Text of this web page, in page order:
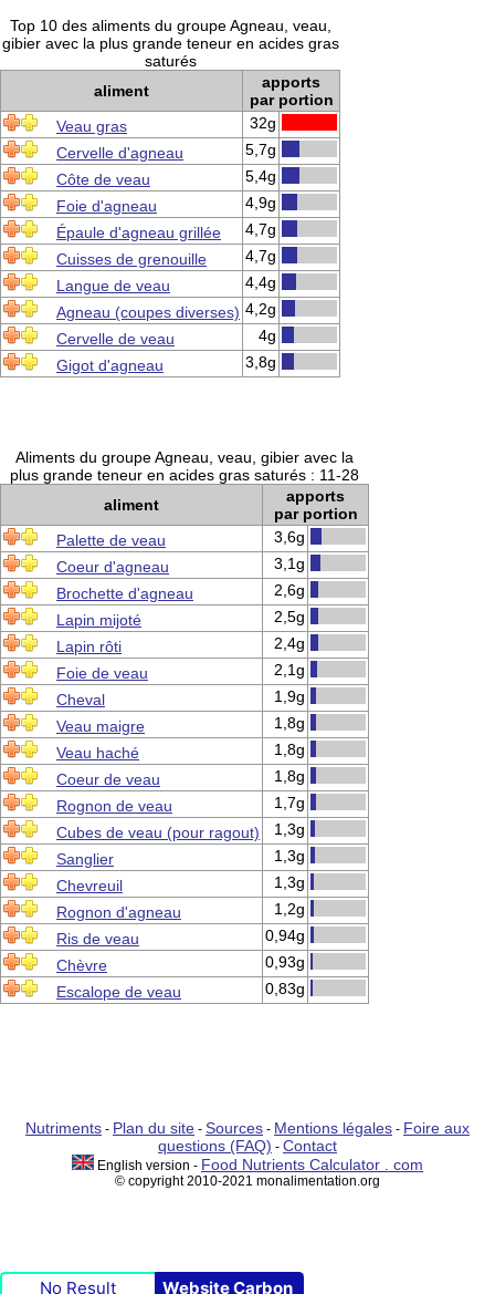
Top 10 des aliments du groupe Agneau, veau,
gibier avec la plus grande teneur en acides gras
saturés
aliment
apports
par portion
Veau gras
32g
Cervelle d'agneau
5,7g
Côte de veau
5,4g
Foie d'agneau
4,9g
Épaule d'agneau grillée
4,7g
Cuisses de grenouille
4,7g
Langue de veau
4,4g
Agneau (coupes diverses) 4,2g
Cervelle de veau
4g
Gigot d'agneau
3,8g
Aliments du groupe Agneau, veau, gibier avec la
plus grande teneur en acides gras saturés : 11-28
aliment
apports
par portion
Palette de veau
3,6g
Coeur d'agneau
3,1g
Brochette d'agneau
2,6g
Lapin mijoté
2,5g
Lapin rôti
2,4g
Foie de veau
2,1g
Cheval
1,9g
Veau maigre
1,8g
Veau haché
1,8g
Coeur de veau
1,8g
Rognon de veau
1,7g
Cubes de veau (pour ragout)
1,3g
Sanglier
1,3g
Chevreuil
1,3g
Rognon d'agneau
1,2g
Ris de veau
0,94g
Chèvre
0,93g
Escalope de veau
0,83g
Nutriments - Plan du site - Sources - Mentions légales - Foire aux
questions (FAQ) - Contact
English version - Food Nutrients Calculator . com
© copyright 2010-2021 monalimentation.org
No Result Website Carbon